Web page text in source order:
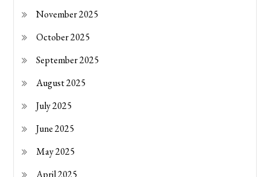
November 2025
October 2025
September 2025
August 2025
July 2025
June 2025
May 2025
April 2025